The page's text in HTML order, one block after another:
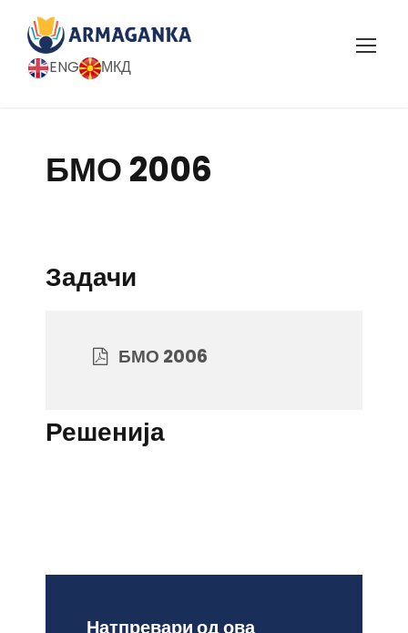
ENG МКД
БМО 2006
Задачи
БМО 2006
Решенија
Натпревари од ова